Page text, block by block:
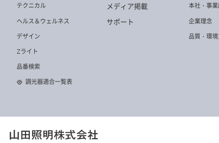
テクニカル
ヘルス＆ウェルネス
デザイン
Zライト
品番検索
調光器適合一覧表
メディア掲載
サポート
本社・事
企業理念
品質・環